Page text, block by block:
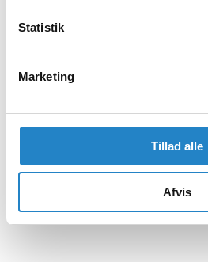
Statistik
Marketing
Tillad alle
Afvis